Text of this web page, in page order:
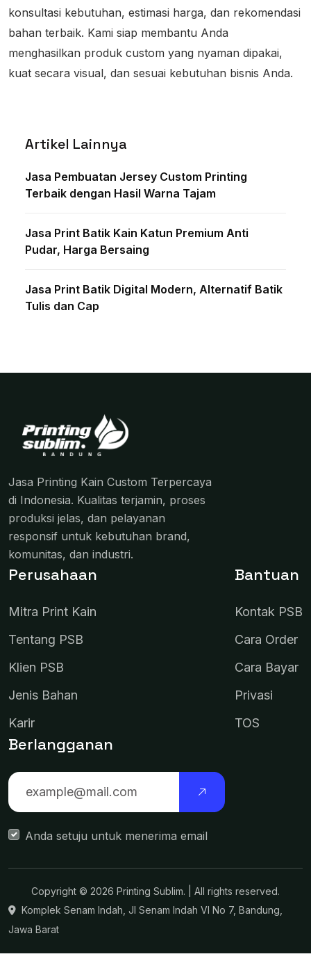
konsultasi kebutuhan, estimasi harga, dan rekomendasi
bahan terbaik. Kami siap membantu Anda
menghasilkan produk custom yang nyaman dipakai,
kuat secara visual, dan sesuai kebutuhan bisnis Anda.
Artikel Lainnya
Jasa Pembuatan Jersey Custom Printing
Terbaik dengan Hasil Warna Tajam
Jasa Print Batik Kain Katun Premium Anti
Pudar, Harga Bersaing
Jasa Print Batik Digital Modern, Alternatif Batik
Tulis dan Cap
Jasa Printing Kain Custom Terpercaya
di Indonesia. Kualitas terjamin, proses
produksi jelas, dan pelayanan
responsif untuk kebutuhan brand,
komunitas, dan industri.
Perusahaan
Mitra Print Kain
Tentang PSB
Klien PSB
Jenis Bahan
Karir
Bantuan
Kontak PSB
Cara Order
Cara Bayar
Privasi
TOS
Berlangganan
Anda setuju untuk menerima email
Copyright © 2026 Printing Sublim. | All rights reserved.
Komplek Senam Indah, Jl Senam Indah VI No 7, Bandung,
Jawa Barat